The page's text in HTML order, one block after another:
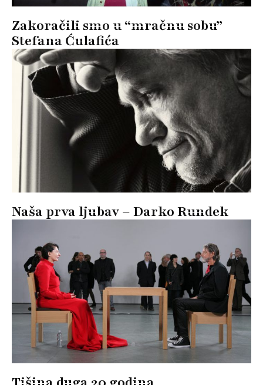
Zakoračili smo u “mračnu sobu”
Stefana Ćulafića
Naša prva ljubav – Darko Rundek